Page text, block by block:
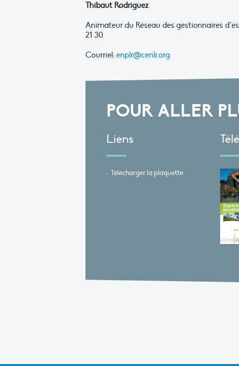
Thibaut Rodriguez
Animateur du Réseau des gestionnaires
21 30
Courriel: enplr@cenlr.org
POUR ALLER
Liens
Télécharger la plaquette